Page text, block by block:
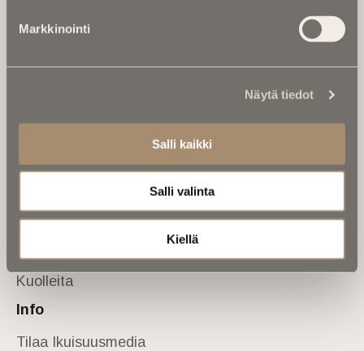
Markkinointi
Näytä tiedot
Salli kaikki
Salli valinta
Kiellä
Anna palautetta
Muistokirjoituksia
Kuolema koskettaa
Asiantuntijoilta
Kuolleita
Info
Tilaa Ikuisuusmedia